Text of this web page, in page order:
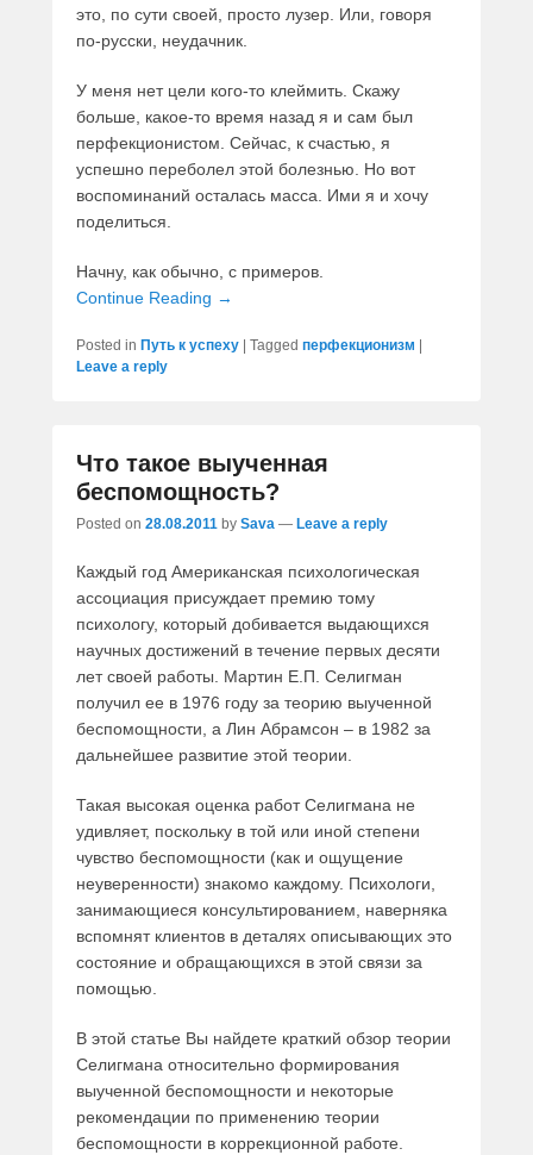
это, по сути своей, просто лузер. Или, говоря
по-русски, неудачник.
У меня нет цели кого-то клеймить. Скажу
больше, какое-то время назад я и сам был
перфекционистом. Сейчас, к счастью, я
успешно переболел этой болезнью. Но вот
воспоминаний осталась масса. Ими я и хочу
поделиться.
Начну, как обычно, с примеров.
Continue Reading →
Posted in Путь к успеху Tagged перфекционизм
Leave a reply
Что такое выученная
беспомощность?
Posted on 28.08.2011 by Sava — Leave a reply
Каждый год Американская психологическая
ассоциация присуждает премию тому
психологу, который добивается выдающихся
научных достижений в течение первых десяти
лет своей работы. Мартин Е.П. Селигман
получил ее в 1976 году за теорию выученной
беспомощности, а Лин Абрамсон – в 1982 за
дальнейшее развитие этой теории.
Такая высокая оценка работ Селигмана не
удивляет, поскольку в той или иной степени
чувство беспомощности (как и ощущение
неуверенности) знакомо каждому. Психологи,
занимающиеся консультированием, наверняка
вспомнят клиентов в деталях описывающих это
состояние и обращающихся в этой связи за
помощью.
В этой статье Вы найдете краткий обзор теории
Селигмана относительно формирования
выученной беспомощности и некоторые
рекомендации по применению теории
беспомощности в коррекционной работе.